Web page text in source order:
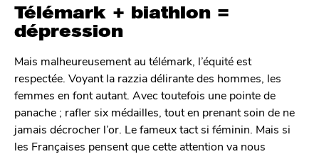
Télémark + biathlon =
dépression
Mais malheureusement au télémark, l’équité est
respectée. Voyant la razzia délirante des hommes, les
femmes en font autant. Avec toutefois une pointe de
panache ; rafler six médailles, tout en prenant soin de ne
jamais décrocher l’or. Le fameux tact si féminin. Mais si
les Françaises pensent que cette attention va nous